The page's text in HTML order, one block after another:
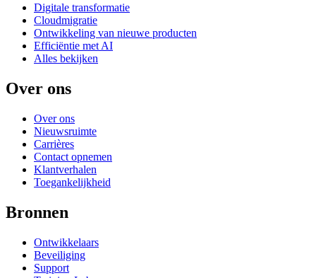
Digitale transformatie
Cloudmigratie
Ontwikkeling van nieuwe producten
Efficiëntie met AI
Alles bekijken
Over ons
Over ons
Nieuwsruimte
Carrières
Contact opnemen
Klantverhalen
Toegankelijkheid
Bronnen
Ontwikkelaars
Beveiliging
Support